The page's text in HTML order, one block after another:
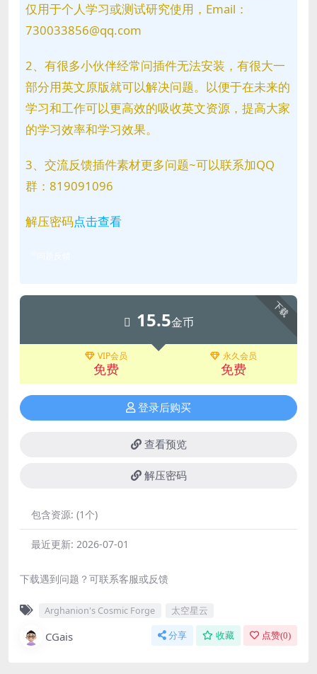
仅用于个人学习或测试研究使用，Email：
730033856@qq.com
2、有很多小伙伴经常问插件无法安装，有很大一
部分用英文原版就可以解决问题。以便于在未来的
学习和工作可以更高效的吸收英文资源，提高大家
的学习效率和学习效果。
3、交流反馈插件素材更多问题~可以联系加QQ
群：819091096
解压密码点击查看
下载
15.5金币
VIP会员
免费
永久会员
免费
登录后购买
查看预览
解压密码
包含资源: (1个)
最近更新: 2026-07-01
下载遇到问题？可联系客服或反馈
Arghanion's Cosmic Forge 太空星云
CGais 分享 收藏 点赞(0)